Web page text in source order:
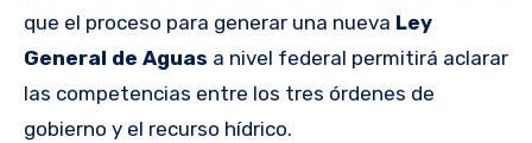
que el proceso para generar una nueva Ley
General de Aguas a nivel federal permitirá aclarar
las competencias entre los tres órdenes de
gobierno y el recurso hídrico.